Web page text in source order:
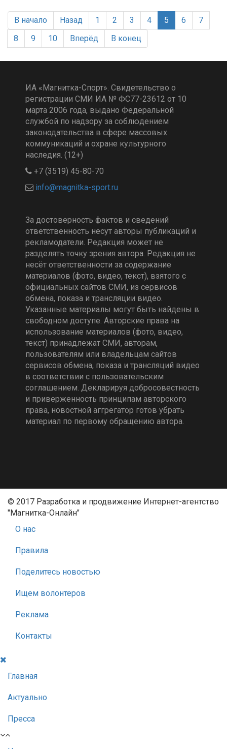
В начало Назад 1 2 3 4 5 6
7
8
9 10 Вперёд В конец
ИА «Магнитка-Спорт». Свидетельство о
регистрации СМИ ИА № ФС77-23612 от 10
марта 2006 года, выдано Федеральной
службой по надзору за соблюдением
законодательства в сфере массовых
коммуникаций и охране культурного
наследия. (12+)
+7 (3519) 45-80-70
За достоверность фактов и сведений
ответственность несут авторы публикаций и
рекламодатели. Редакция может не
разделять точку зрения автора. Редакция не
несёт ответственности за содержание
материалов (фото, видео, текст), взятого с
официальных сайтов СМИ, из сервисов
обмена, показа и трансляции видео.
Указанные материалы могут быть найдены в
свободном доступе. Авторские права на
использование материалов (фото, видео,
текст) принадлежат СМИ, авторам,
пользователям или владельцам сайтов
сервисов обмена, показа и трансляций видео
в соответствии с пользовательским
соглашением. Декларируя добросовестность
и приверженность принципам авторского
права, новостной аггрегатор готов убрать
материал по первому обращению автора.
© 2017 Разработка и продвижение Интернет-агентство
"Магнитка-Онлайн"
О нас
Правила
Поделитесь новостью
Ищем волонтеров
Реклама
Контакты
Главная
Актуально
Пресса